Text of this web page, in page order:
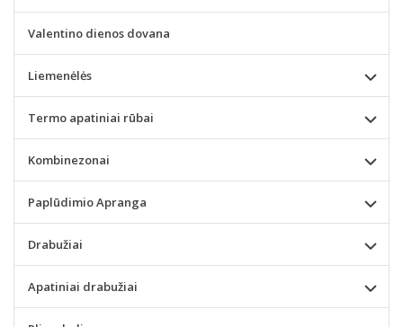
Valentino dienos dovana
Liemenėlės
Termo apatiniai rūbai
Kombinezonai
Paplūdimio Apranga
Drabužiai
Apatiniai drabužiai